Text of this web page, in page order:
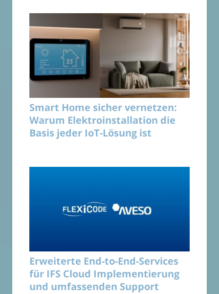
Smart Home sicher vernetzen:
Warum Elektroinstallation die
Basis jeder IoT-Lösung ist
Erweiterte End-to-End-Services
für IFS Cloud Implementierung
und umfassenden Support